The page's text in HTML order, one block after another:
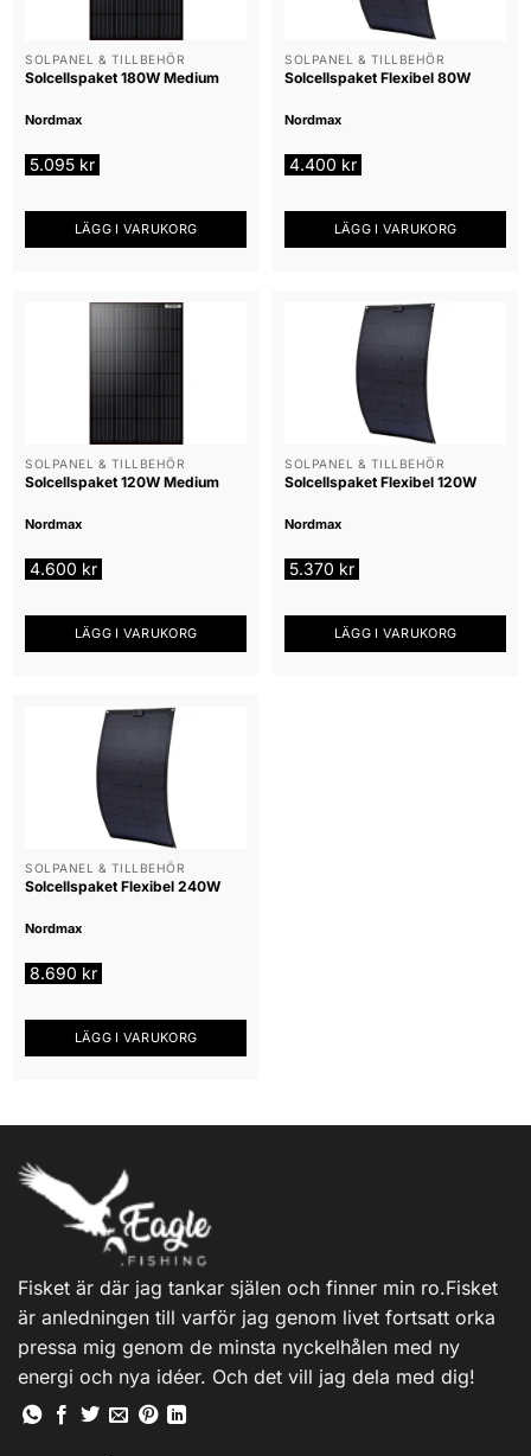
SOLPANEL & TILLBEHÖR
Solcellspaket 180W Medium
Nordmax
5.095 kr
LÄGG I VARUKORG
SOLPANEL & TILLBEHÖR
Solcellspaket Flexibel 80W
Nordmax
4.400 kr
LÄGG I VARUKORG
SOLPANEL & TILLBEHÖR
Solcellspaket 120W Medium
Nordmax
4.600 kr
LÄGG I VARUKORG
SOLPANEL & TILLBEHÖR
Solcellspaket Flexibel 120W
Nordmax
5.370 kr
LÄGG I VARUKORG
SOLPANEL & TILLBEHÖR
Solcellspaket Flexibel 240W
Nordmax
8.690 kr
LÄGG I VARUKORG
Fisket är där jag tankar själen och finner min ro.Fisket
är anledningen till varför jag genom livet fortsatt orka
pressa mig genom de minsta nyckelhålen med ny
energi och nya idéer. Och det vill jag dela med dig!